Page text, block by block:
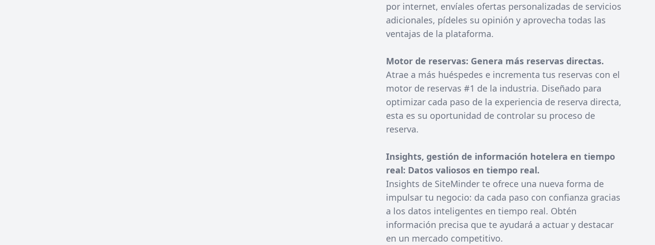
por internet, envíales ofertas personalizadas de servicios
adicionales, pídeles su opinión y aprovecha todas las
ventajas de la plataforma.
Motor de reservas: Genera más reservas directas.
Atrae a más huéspedes e incrementa tus reservas con el
motor de reservas #1 de la industria. Diseñado para
optimizar cada paso de la experiencia de reserva directa,
esta es su oportunidad de controlar su proceso de
reserva.
Insights, gestión de información hotelera en tiempo
real: Datos valiosos en tiempo real.
Insights de SiteMinder te ofrece una nueva forma de
impulsar tu negocio: da cada paso con confianza gracias
a los datos inteligentes en tiempo real. Obtén
información precisa que te ayudará a actuar y destacar
en un mercado competitivo.